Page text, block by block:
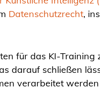
Datenschutzrecht,
für das KI-Training
darauf schließen
verarbeitet